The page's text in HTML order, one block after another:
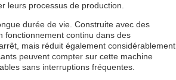
leurs processus de production.
durée de vie. Construite avec des
fonctionnement continu dans des
mais réduit également considérablement
peuvent compter sur cette machine
sans interruptions fréquentes.